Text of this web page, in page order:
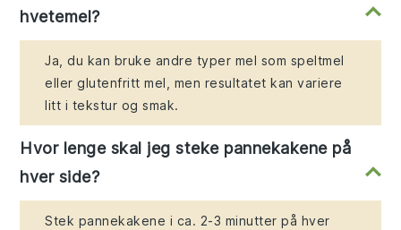
hvetemel?
Ja, du kan bruke andre typer mel som speltmel
eller glutenfritt mel, men resultatet kan variere
litt i tekstur og smak.
Hvor lenge skal jeg steke pannekakene på
hver side?
Stek pannekakene i ca. 2-3 minutter på hver